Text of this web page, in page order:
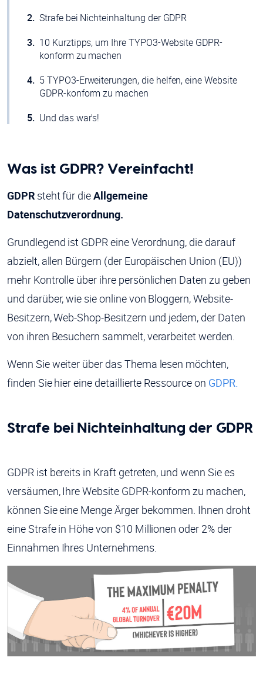
Strafe bei Nichteinhaltung der GDPR
10 Kurztipps, um Ihre TYPO3-Website GDPR-
konform zu machen
5 TYPO3-Erweiterungen, die helfen, eine Website
GDPR-konform zu machen
Und das war's!
Was ist GDPR? Vereinfacht!
GDPRsteht für dieAllgemeine
Datenschutzverordnung.
Grundlegend ist GDPR eine Verordnung, die darauf
abzielt, allen Bürgern (der Europäischen Union (EU))
mehr Kontrolle über ihre persönlichen Daten zu geben
und darüber, wie sie online von Bloggern, Website-
Besitzern, Web-Shop-Besitzern und jedem, der Daten
von ihren Besuchern sammelt, verarbeitet werden.
Wenn Sie weiter über das Thema lesen möchten,
finden Sie hier eine detaillierte Ressource on GDPR.
Strafe bei Nichteinhaltung der GDPR
GDPR ist bereits in Kraft getreten, und wenn Sie es
versäumen, Ihre Website GDPR-konform zu machen,
können Sie eine Menge Ärger bekommen. Ihnen droht
eine Strafe in Höhe von $10 Millionen oder 2% der
Einnahmen Ihres Unternehmens.